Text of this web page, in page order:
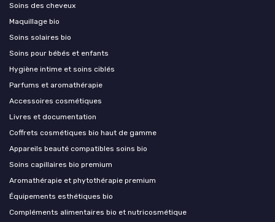
Soins des cheveux
Maquillage bio
Soins solaires bio
Soins pour bébés et enfants
Hygiène intime et soins ciblés
Parfums et aromathérapie
Accessoires cosmétiques
Livres et documentation
Coffrets cosmétiques bio haut de gamme
Appareils beauté compatibles soins bio
Soins capillaires bio premium
Aromathérapie et phytothérapie premium
Équipements esthétiques bio
Compléments alimentaires bio et nutricosmétique